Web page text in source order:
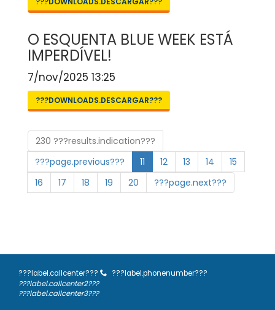
O ESQUENTA BLUE WEEK ESTÁ
IMPERDÍVEL!
7/nov/2025 13:25
???DOWNLOADS.DESCARGAR???
230 ???results.indication???
???page.previous???
11 12 13 14
15
16
17 18 19 20 ???page.next???
???label.callcenter???
???label.phonenumber???
???label.callcenter2???
???label.callcenter3???